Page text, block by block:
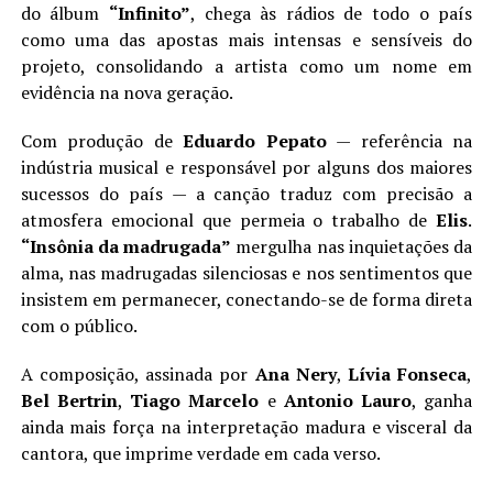
do álbum “Infinito”, chega às rádios de todo o país
como uma das apostas mais intensas e sensíveis do
projeto, consolidando a artista como um nome em
evidência na nova geração.
Com produção deEduardo Pepato— referência na
indústria musical e responsável por alguns dos maiores
sucessos do país — a canção traduz com precisão a
atmosfera emocional que permeia o trabalho deElis.
“Insônia da madrugada” mergulha nas inquietações da
alma, nas madrugadas silenciosas e nos sentimentos que
insistem em permanecer, conectando-se de forma direta
com o público.
A composição, assinada por Ana Nery,Lívia Fonseca,
Bel Bertrin, Tiago Marcelo e Antonio Lauro, ganha
ainda mais força na interpretação madura e visceral da
cantora, que imprime verdade em cada verso.